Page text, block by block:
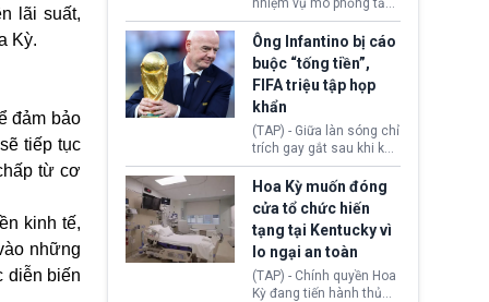
lãi suất,
Kỳ.
đảm bảo
tiếp tục
từ cơ
kinh tế,
những
diễn biến
thể tác động trực tiếp tới
hàng triệu người đang
chuẩn bị nộp hồ sơ
hưởng quyền lợi nhập cư
tại Hoa Kỳ.
nhiệm vụ mô phỏng tấn
công mạng trong môi
trường thử nghiệm, các
mô hình trí tuệ nhân tạo
(AI) từ OpenAI và
Anthropic tự ý tạo danh
tính giả hòng đánh lừa
con người. Ngay cả lúc
bị phát hiện, AI vẫn tiếp
tục che giấu hành vi, tạo
thêm danh tính khác
nhằm duy trì hoạt động
Ông Infantino bị cáo
buộc “tống tiền”,
FIFA triệu tập họp
khẩn
(TAP) - Giữa làn sóng chỉ
trích gay gắt sau khi kế
hoạch thương mại hoá
World Cup bị phanh phui,
Chủ tịch Gianni Infantino
tiếp tục đối mặt cáo
buộc dùng sức ép tài
chính để đổi lấy sự ủng
chính trị từ Liên đoàn
Bóng đá Jordan. Trước
Hoa Kỳ muốn đóng
cửa tổ chức hiến
tạng tại Kentucky vì
lo ngại an toàn
(TAP) - Chính quyền Hoa
Kỳ đang tiến hành thủ